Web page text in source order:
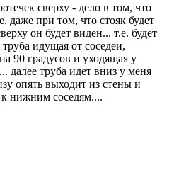
сверху - дело в том, что
даже при том, что стояк будет
он будет виден... т.е. будет
идущая от соседеи,
90 градусов и уходящая у
далее труба идет вниз у меня
опять выходит из стены и
нижним соседям....